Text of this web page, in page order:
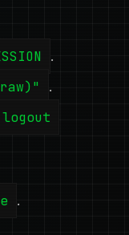
.
.
logout
.